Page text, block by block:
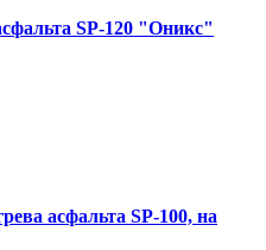
SP-120 "Оникс"
асфальта SP-100, на